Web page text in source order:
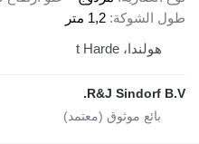
طول الشوكة 1,2 متر
هولندا، t Harde
R&J Sindorf B.V.